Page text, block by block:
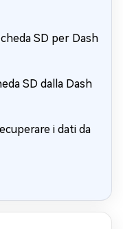
SD per Dash
SD dalla Dash
i dati da